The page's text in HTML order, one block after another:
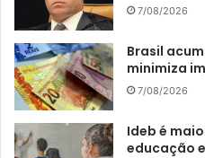
7/08/2026
Brasil
minimiza
7/08/2026
Ideb é
educação